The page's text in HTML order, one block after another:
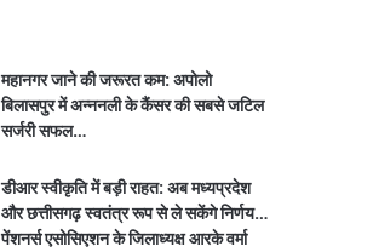
महानगर जाने की जरूरत कम: अपोलो
बिलासपुर में अन्ननली के कैंसर की सबसे जटिल
सर्जरी सफल…
डीआर स्वीकृति में बड़ी राहत: अब मध्यप्रदेश
और छत्तीसगढ़ स्वतंत्र रूप से ले सकेंगे निर्णय…
पेंशनर्स एसोसिएशन के जिलाध्यक्ष आरके वर्मा